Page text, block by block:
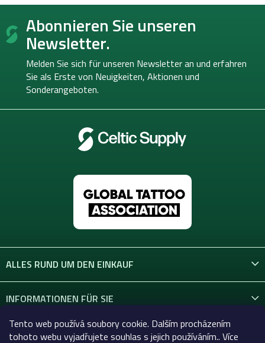
Tento web používá soubory cookie. Dalším procházením
tohoto webu vyjadřujete souhlas s jejich používáním.. Více
F
ß Abonnieren Sie unseren
Newsletter.
Melden Sie sich für unseren Newsletter an und erfahren
Sie als Erste von Neuigkeiten, Aktionen und
Sonderangeboten.
ALLES RUND UM DEN EINKAUF
INFORMATIONEN FÜR SIE
KONTAKT